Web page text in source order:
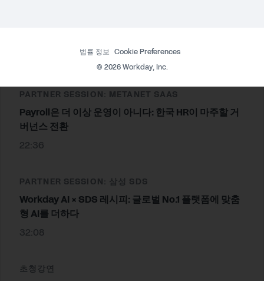
PARTNER SESSION: METANET SAAS
Payroll은 더 이상 운영이 아니다: 한국 HR이 마주할 거
버넌스 전환
22:36
PARTNER SESSION: 삼성 SDS
Workday AI × SDS 레시피: 글로벌 No.1 플랫폼에 맞춤
형 AI를 더하다
32:08
초청강연
법률 정보 Cookie Preferences
© 2026Workday, Inc.